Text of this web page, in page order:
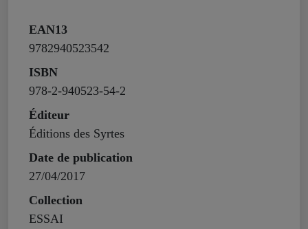
EAN13
9782940523542
ISBN
978-2-940523-54-2
Éditeur
Éditions des Syrtes
Date de publication
27/04/2017
Collection
ESSAI